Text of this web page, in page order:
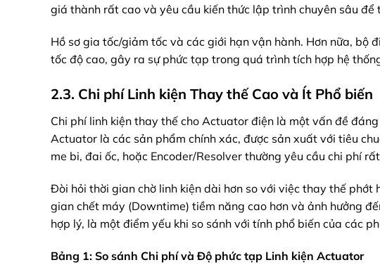
giá thành rất cao và yêu cầu kiến thức lập trình chuyên sâu
Hồ sơ gia tốc/giảm tốc và các giới hạn vận hành. Hơn nữa, bộ
tốc độ cao, gây ra sự phức tạp trong quá trình tích hợp hệ
2.3. Chi phí Linh kiện Thay thế Cao và Ít Phổ biến
Chi phí linh kiện thay thế cho Actuator điện là một vấn đề
Actuator là các sản phẩm chính xác, được sản xuất với tiêu
me bi, đai ốc, hoặc Encoder/Resolver thường yêu cầu chi phí
Đòi hỏi thời gian chờ linh kiện dài hơn so với việc thay thế
gian chết máy (Downtime) tiềm năng cao hơn và ảnh hưởng
hợp lý, là một điểm yếu khi so sánh với tính phổ biến của các
Bảng 1: So sánh Chi phí và Độ phức tạp Linh kiện Actuator